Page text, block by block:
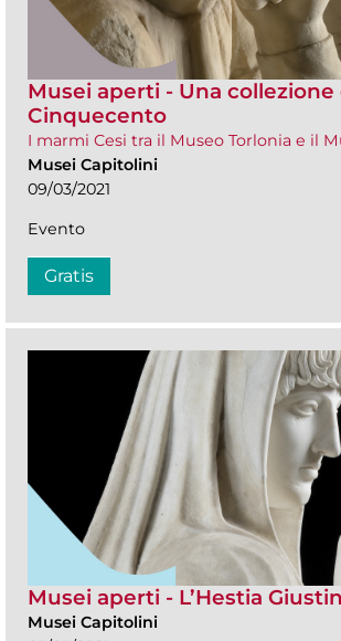
Musei aperti - Una collezione
Cinquecento
I marmi Cesi tra il Museo Torlonia e il
Musei Capitolini
09/03/2021
Evento
Gratis
Musei aperti - L’Hestia
Musei Capitolini